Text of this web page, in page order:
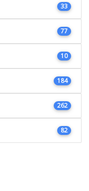
33
77
10
184
262
82